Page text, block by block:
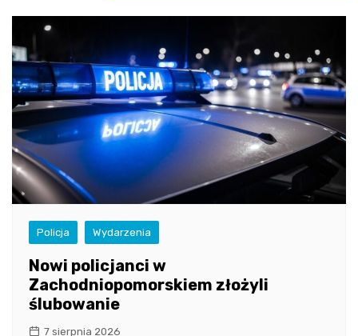
Policja Wydarzenia
Nowi policjanci w
Zachodniopomorskiem złożyli
ślubowanie
7 sierpnia 2026